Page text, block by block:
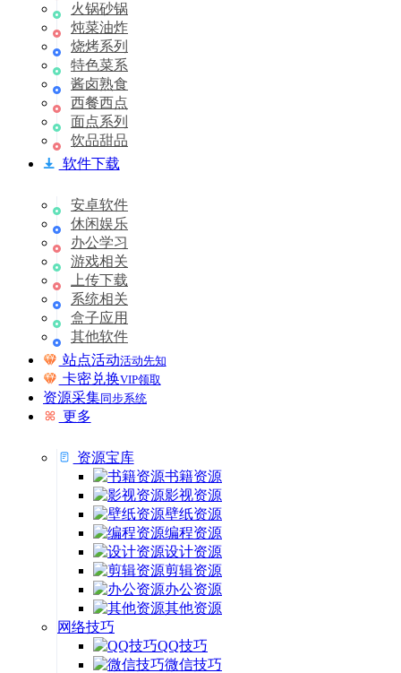
火锅砂锅
炖菜油炸
烧烤系列
特色菜系
酱卤熟食
西餐西点
面点系列
饮品甜品
软件下载
安卓软件
休闲娱乐
办公学习
游戏相关
上传下载
系统相关
盒子应用
其他软件
站点活动活动先知
卡密兑换VIP领取
资源采集同步系统
更多
资源宝库
书籍资源
影视资源
壁纸资源
编程资源
设计资源
剪辑资源
办公资源
其他资源
网络技巧
QQ技巧
微信技巧